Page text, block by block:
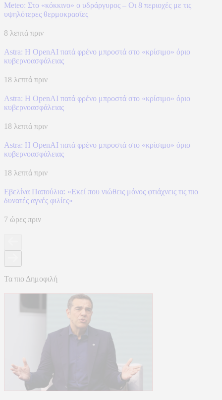
Meteo: Στο «κόκκινο» ο υδράργυρος – Οι 8 περιοχές με τις
υψηλότερες θερμοκρασίες
8 λεπτά πριν
Astra: Η OpenAI πατά φρένο μπροστά στο «κρίσιμο» όριο
κυβερνοασφάλειας
18 λεπτά πριν
Astra: Η OpenAI πατά φρένο μπροστά στο «κρίσιμο» όριο
κυβερνοασφάλειας
18 λεπτά πριν
Astra: Η OpenAI πατά φρένο μπροστά στο «κρίσιμο» όριο
κυβερνοασφάλειας
18 λεπτά πριν
Εβελίνα Παπούλια: «Εκεί που νιώθεις μόνος φτιάχνεις τις πιο
δυνατές αγνές φιλίες»
7 ώρες πριν
Τα πιο Δημοφιλή